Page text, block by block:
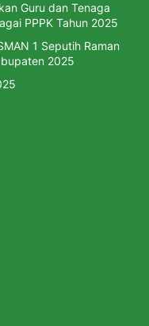
Guru dan Tenaga
PPPK Tahun 2025
1 Seputih Raman
2025